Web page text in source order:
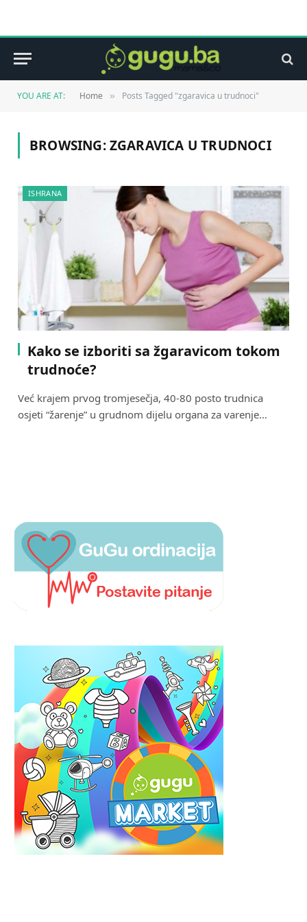
YOU ARE AT: Home » Posts Tagged "zgaravica u trudnoci"
BROWSING:ZGARAVICA U TRUDNOCI
ISHRANA
Kako se izboriti sa žgaravicom tokom
trudnoće?
Već krajem prvog tromjesečja, 40-80 posto trudnica
osjeti “žarenje” u grudnom dijelu organa za varenje…